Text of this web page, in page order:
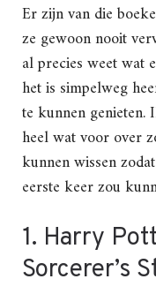
Er zijn van die
ze gewoon nooit
al precies weet wat
het is simpelweg
te kunnen
heel wat voor over
kunnen wissen
eerste keer zou
1. Harry
Sorcerer’s